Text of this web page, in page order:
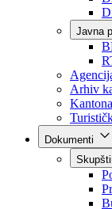
Javna
Arhiv